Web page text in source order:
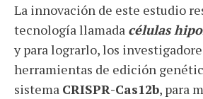
La innovación de este estudio
tecnología llamada células
y para lograrlo, los
herramientas de edición
sistema CRISPR-Cas12b, para